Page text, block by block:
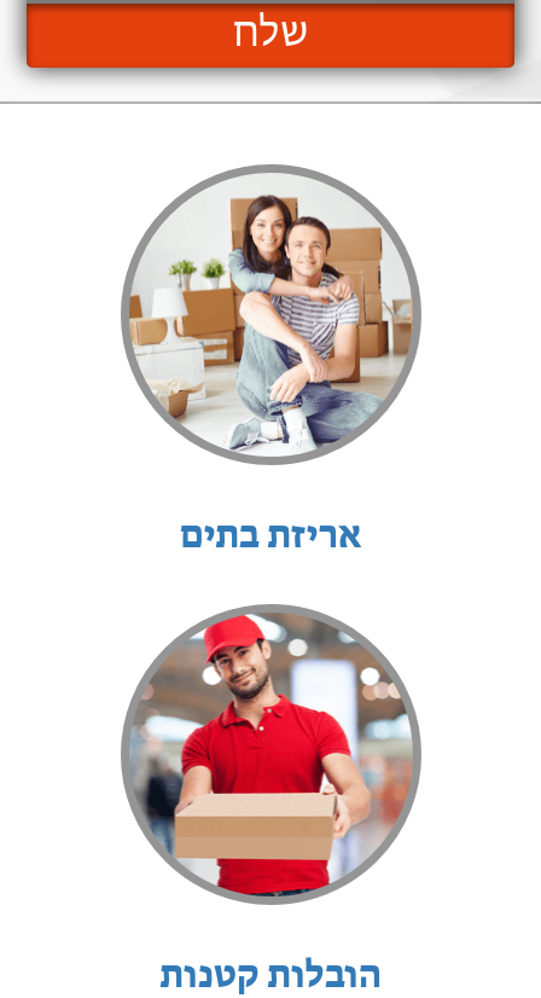
שלח
אריזת בתים
הובלות קטנות